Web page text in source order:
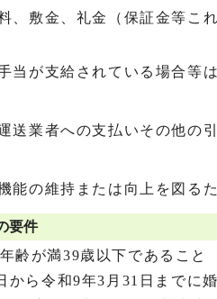
、敷金、礼金（保証金等こ
当が支給されている場合等
送業者への支払いその他の
能の維持または向上を図る
要件
齢が満39歳以下であること
から令和9年3月31日までに